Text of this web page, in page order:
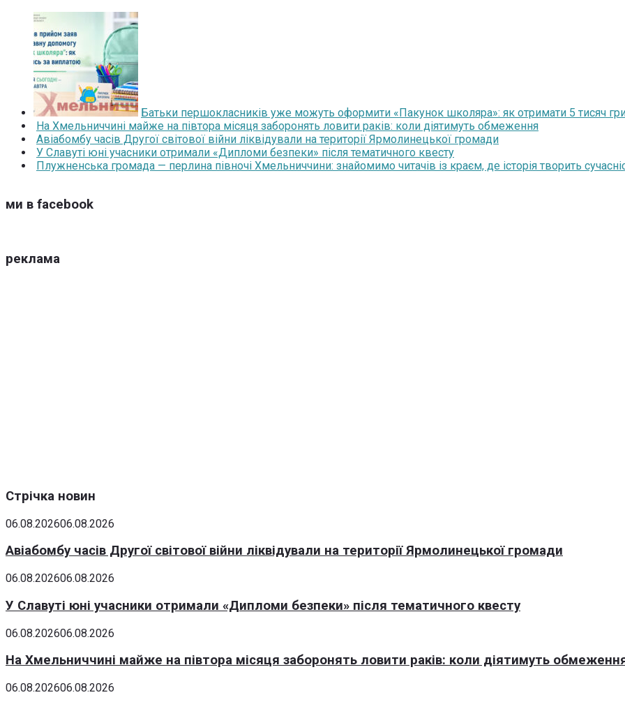
Батьки першокласників уже можуть оформити «Пакунок школяра»: як отримати 5 тисяч
На Хмельниччині майже на півтора місяця заборонять ловити раків: коли діятимуть обмеження
Авіабомбу часів Другої світової війни ліквідували на території Ярмолинецької громади
У Славуті юні учасники отримали «Дипломи безпеки» після тематичного квесту
Плужненська громада — перлина півночі Хмельниччини: знайомимо читачів із краєм, де історія творить
ми в facebook
реклама
Стрічка новин
06.08.202606.08.2026
Авіабомбу часів Другої світової війни ліквідували на території Ярмолинецької громади
06.08.202606.08.2026
У Славуті юні учасники отримали «Дипломи безпеки» після тематичного квесту
06.08.202606.08.2026
На Хмельниччині майже на півтора місяця заборонять ловити раків: коли діятимуть
06.08.202606.08.2026